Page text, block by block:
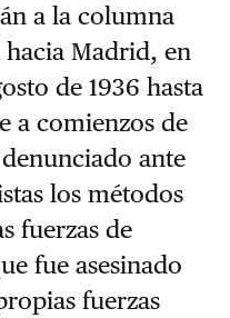
a la columna
hacia Madrid, en
de 1936 hasta
a comienzos de
denunciado ante
los métodos
fuerzas de
fue asesinado
fuerzas